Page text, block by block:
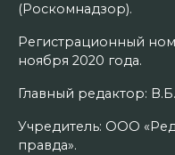
(Роскомнадзор).
Регистрационный
ноября 2020 года.
Главный редактор:
Учредитель: ООО
правда».